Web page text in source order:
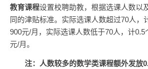
教育课程设置校聘助教，根据选课人数以
同的津贴标准。实际选课人数超过70人，
900元/月，实际选课人数低于70人，计0.5
元/月。
注：人数较多的数学类课程额外发放